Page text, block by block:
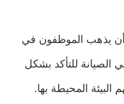
أن يذهب الموظفون في
للتأكد بشكل
المحيطة بها.